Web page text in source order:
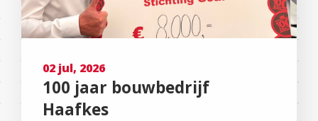
02 jul, 2026
100 jaar bouwbedrijf
Haafkes